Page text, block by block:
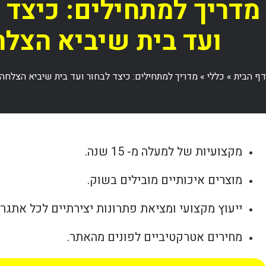
מדריך למתחילים:
ועד בית שיביא
דף הבית» כללי » מדריך למתחילים: כיצד לבחור ועד בית שיביא הצלחה
מקצועיות של למעלה מ- 15 שנה.
מוצרים איכותיים מובילים בשוק.
ייעוץ מקצועי ומציאת פתרונות יצירתיים לכל
מחירים אטרקטיביים לפונים מהאתר.